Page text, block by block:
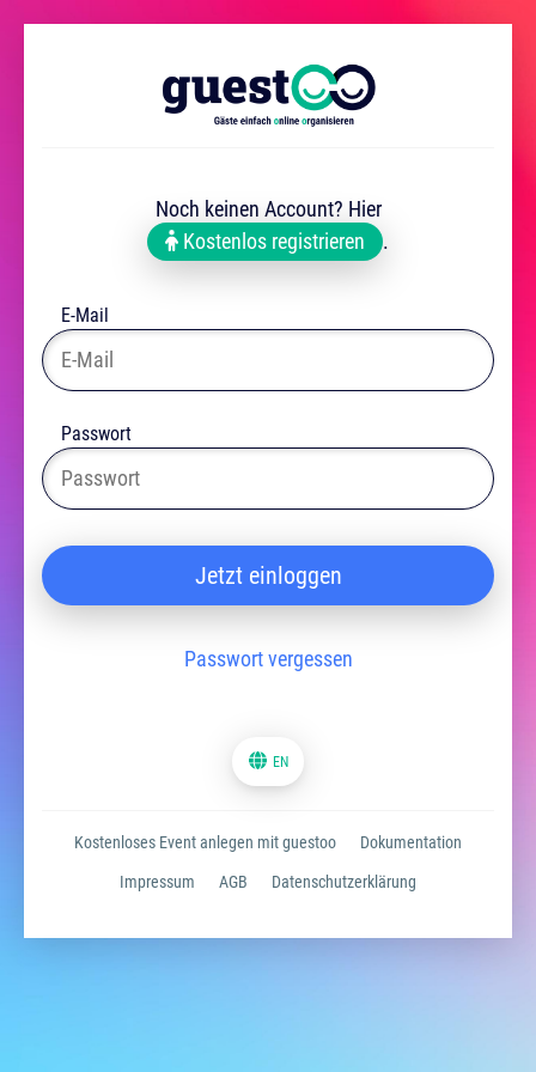
Noch keinen Account? Hier
Kostenlos registrieren
.
E-Mail
Passwort
Jetzt einloggen
Passwort vergessen
EN
Kostenloses Event anlegen mit guestoo Dokumentation
Impressum AGB Datenschutzerklärung